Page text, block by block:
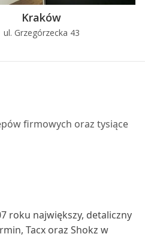
Kraków
ul. Grzegórzecka 43
firmowych oraz tysiące
roku największy, detaliczny
Tacx oraz Shokz w